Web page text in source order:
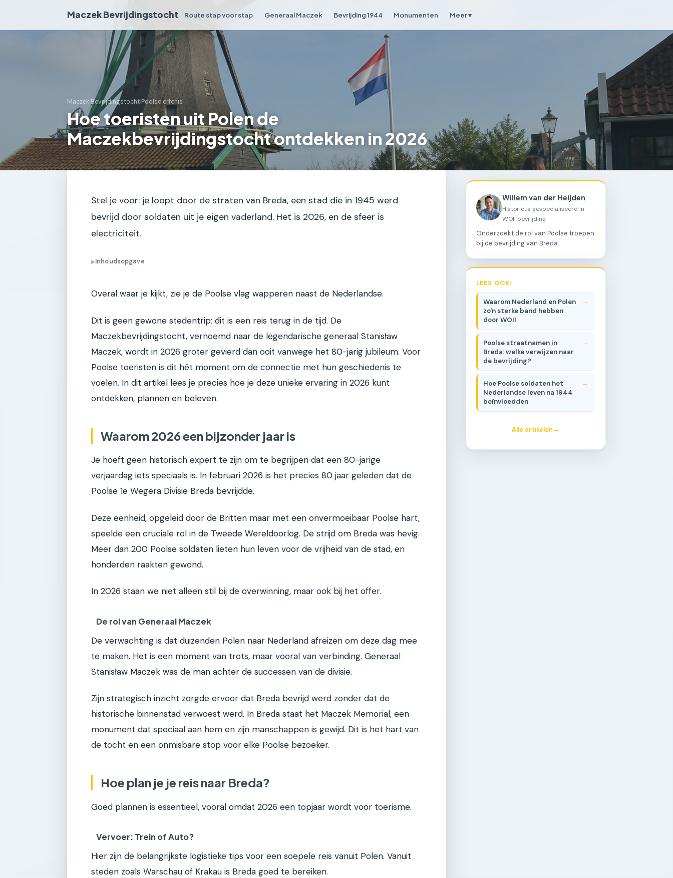
Maczek Bevrijdingstocht Route stap voor stap Generaal Maczek Bevrijding 1944 Monumenten Meer ▾
Maczek Bevrijdingstocht›Poolse erfenis
Hoe toeristen uit Polen de
Maczekbevrijdingstocht ontdekken in 2026
Stel je voor: je loopt door de straten van Breda, een stad die in 1945 werd
bevrijd door soldaten uit je eigen vaderland. Het is 2026, en de sfeer is
electriciteit.
▶Inhoudsopgave
Overal waar je kijkt, zie je de Poolse vlag wapperen naast de Nederlandse.
Dit is geen gewone stedentrip; dit is een reis terug in de tijd. De
Maczekbevrijdingstocht, vernoemd naar de legendarische generaal Stanisław
Maczek, wordt in 2026 groter gevierd dan ooit vanwege het 80-jarig jubileum. Voor
Poolse toeristen is dit hét moment om de connectie met hun geschiedenis te
voelen. In dit artikel lees je precies hoe je deze unieke ervaring in 2026 kunt
ontdekken, plannen en beleven.
Waarom 2026 een bijzonder jaar is
Je hoeft geen historisch expert te zijn om te begrijpen dat een 80-jarige
verjaardag iets speciaals is. In februari 2026 is het precies 80 jaar geleden dat de
Poolse 1e Wegera Divisie Breda bevrijdde.
Deze eenheid, opgeleid door de Britten maar met een onvermoeibaar Poolse hart,
speelde een cruciale rol in de Tweede Wereldoorlog. De strijd om Breda was hevig.
Meer dan 200 Poolse soldaten lieten hun leven voor de vrijheid van de stad, en
honderden raakten gewond.
In 2026 staan we niet alleen stil bij de overwinning, maar ook bij het offer.
De rol van Generaal Maczek
De verwachting is dat duizenden Polen naar Nederland afreizen om deze dag mee
te maken. Het is een moment van trots, maar vooral van verbinding. Generaal
Stanisław Maczek was de man achter de successen van de divisie.
Zijn strategisch inzicht zorgde ervoor dat Breda bevrijd werd zonder dat de
historische binnenstad verwoest werd. In Breda staat het Maczek Memorial, een
monument dat speciaal aan hem en zijn manschappen is gewijd. Dit is het hart van
de tocht en een onmisbare stop voor elke Poolse bezoeker.
Hoe plan je je reis naar Breda?
Goed plannen is essentieel, vooral omdat 2026 een topjaar wordt voor toerisme.
Vervoer: Trein of Auto?
Hier zijn de belangrijkste logistieke tips voor een soepele reis vanuit Polen. Vanuit
steden zoals Warschau of Krakau is Breda goed te bereiken.
Willem van der Heijden
Historicus gespecialiseerd in
WOII bevrijding
Onderzoekt de rol van Poolse troepen
bij de bevrijding van Breda.
LEES OOK:
Waarom Nederland en Polen
zo'n sterke band hebben
door WOII
Poolse straatnamen in
Breda: welke verwijzen naar
de bevrijding?
Hoe Poolse soldaten het
Nederlandse leven na 1944
beïnvloedden
Alle artikelen